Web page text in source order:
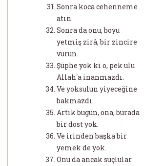
Sonra koca cehenneme
atın.
Sonra da onu, boyu
yetmiş zirâ, bir zincire
vurun.
Şüphe yok ki o, pek ulu
Allah´a inanmazdı.
Ve yoksulun yiyeceğine
bakmazdı.
Artık bugün, ona, burada
bir dost yok.
Ve irinden başka bir
yemek de yok.
Onu da ancak suçlular